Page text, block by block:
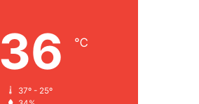
36 ℃
37º - 25º